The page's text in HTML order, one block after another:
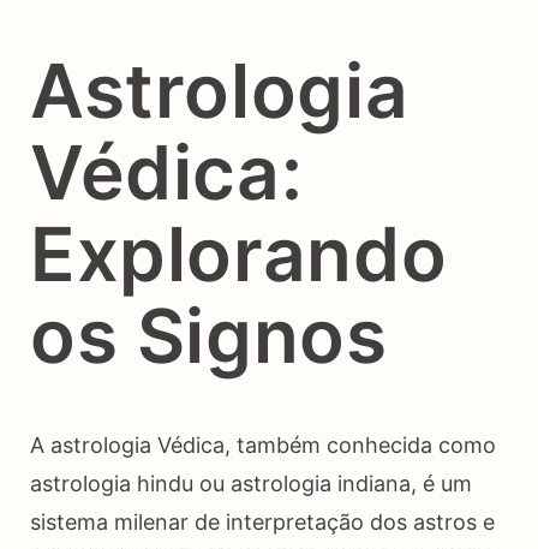
Astrologia
Védica:
Explorando
os Signos
A astrologia Védica, também conhecida como
astrologia hindu ou astrologia indiana, é um
sistema milenar de interpretação dos astros e